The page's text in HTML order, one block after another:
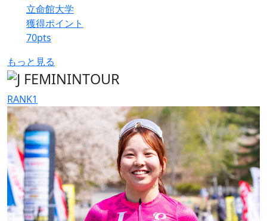
立命館大学
獲得ポイント
70pts
もっと見る
RANK1